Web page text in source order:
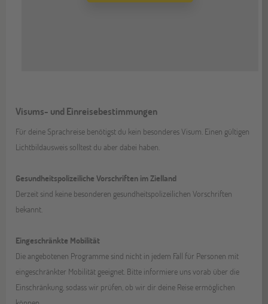
Visums- und Einreisebestimmungen
Für deine Sprachreise benötigst du kein besonderes Visum. Einen gültigen
Lichtbildausweis solltest du aber dabei haben.
Gesundheitspolizeiliche Vorschriften im Zielland
Derzeit sind keine besonderen gesundheitspolizeilichen Vorschriften
bekannt.
Eingeschränkte Mobilität
Die angebotenen Programme sind nicht in jedem Fall für Personen mit
eingeschränkter Mobilität geeignet. Bitte informiere uns vorab über die
Einschränkung, sodass wir prüfen, ob wir dir deine Reise ermöglichen